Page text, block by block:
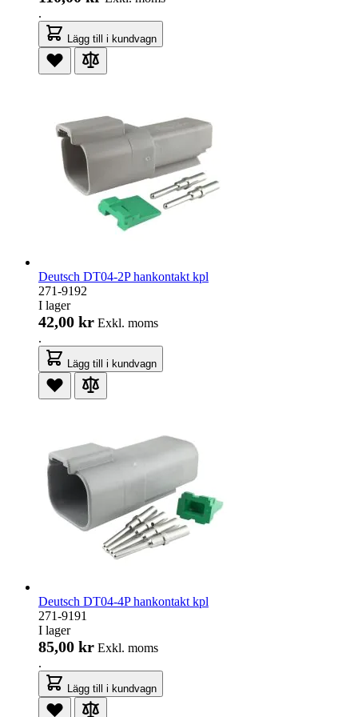
.
Lägg till i kundvagn
Deutsch DT04-2P hankontakt kpl
271-9192
I lager
42,00 kr Exkl. moms
.
Lägg till i kundvagn
Deutsch DT04-4P hankontakt kpl
271-9191
I lager
85,00 kr Exkl. moms
.
Lägg till i kundvagn